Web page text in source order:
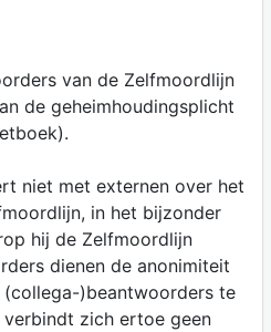
van de Zelfmoordlijn
de geheimhoudingsplicht
niet met externen over het
in het bijzonder
hij de Zelfmoordlijn
dienen de anonimiteit
)beantwoorders te
zich ertoe geen